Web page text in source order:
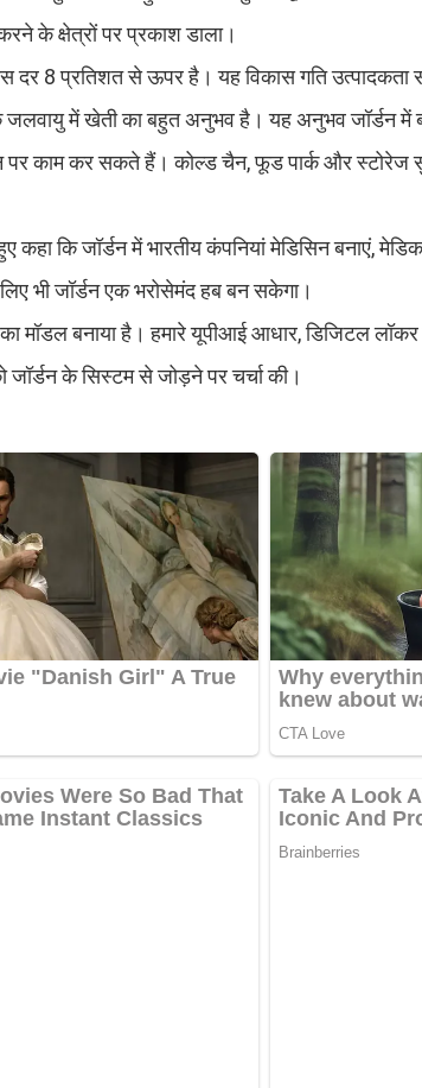
के क्षेत्रों पर प्रकाश डाला।
दर 8 प्रतिशत से ऊपर है। यह विकास गति उत्पादकता
जलवायु में खेती का बहुत अनुभव है। यह अनुभव जॉर्डन में
पर काम कर सकते हैं। कोल्ड चैन, फूड पार्क और स्टोरेज
कहा कि जॉर्डन में भारतीय कंपनियां मेडिसिन बनाएं,
भी जॉर्डन एक भरोसेमंद हब बन सकेगा।
मॉडल बनाया है। हमारे यूपीआई आधार, डिजिटल
के सिस्टम से जोड़ने पर चर्चा की।